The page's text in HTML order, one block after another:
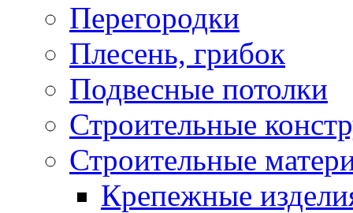
Перегородки
Плесень, грибок
Подвесные потолки
Строительные
Строительные
Крепежные